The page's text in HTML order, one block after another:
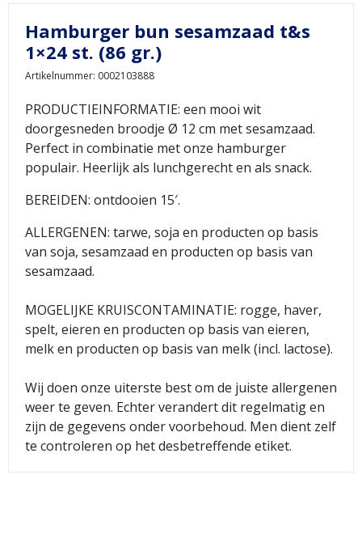
Hamburger bun sesamzaad t&s
1×24 st. (86 gr.)
Artikelnummer: 0002103888
PRODUCTIEINFORMATIE: een mooi wit
doorgesneden broodje Ø 12 cm met sesamzaad.
Perfect in combinatie met onze hamburger
populair. Heerlijk als lunchgerecht en als snack.
BEREIDEN: ontdooien 15′.
ALLERGENEN: tarwe, soja en producten op basis
van soja, sesamzaad en producten op basis van
sesamzaad.
MOGELIJKE KRUISCONTAMINATIE: rogge, haver,
spelt, eieren en producten op basis van eieren,
melk en producten op basis van melk (incl. lactose).
Wij doen onze uiterste best om de juiste allergenen
weer te geven. Echter verandert dit regelmatig en
zijn de gegevens onder voorbehoud. Men dient zelf
te controleren op het desbetreffende etiket.